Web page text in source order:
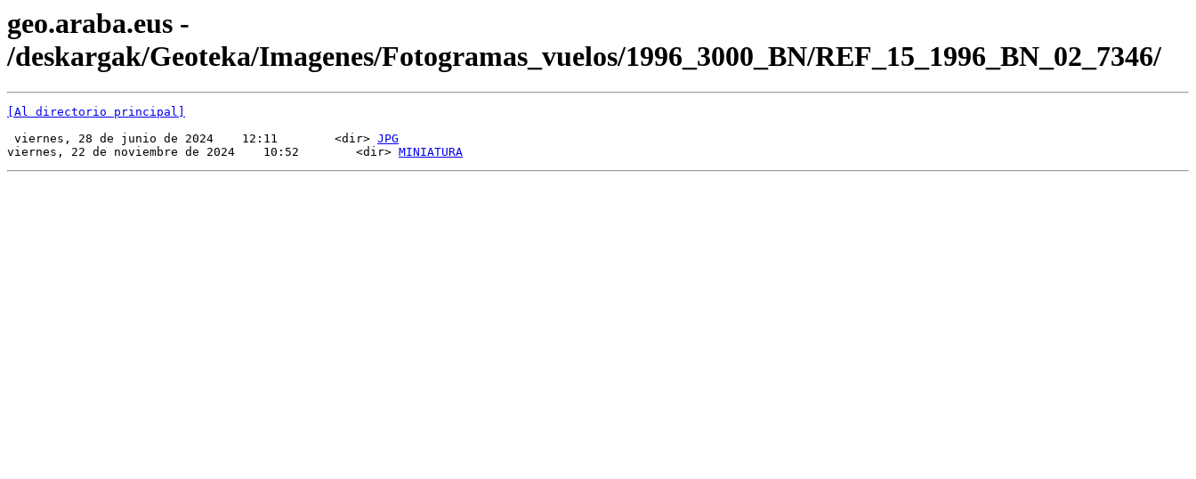
geo.araba.eus -
/deskargak/Geoteka/Imagenes/Fotogramas_vuelos/1996_3000_BN/REF_15_1996_BN_02_7346/
[Al directorio principal]
viernes, 28 de junio de 2024    12:11        <dir> JPG
viernes, 22 de noviembre de 2024    10:52        <dir> MINIATURA